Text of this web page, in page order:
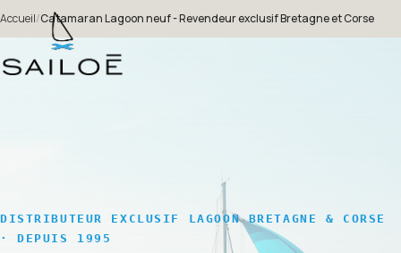
Accueil/Catamaran Lagoon neuf - Revendeur exclusif Bretagne et Corse
DISTRIBUTEUR EXCLUSIF LAGOON BRETAGNE & CORSE
· DEPUIS 1995